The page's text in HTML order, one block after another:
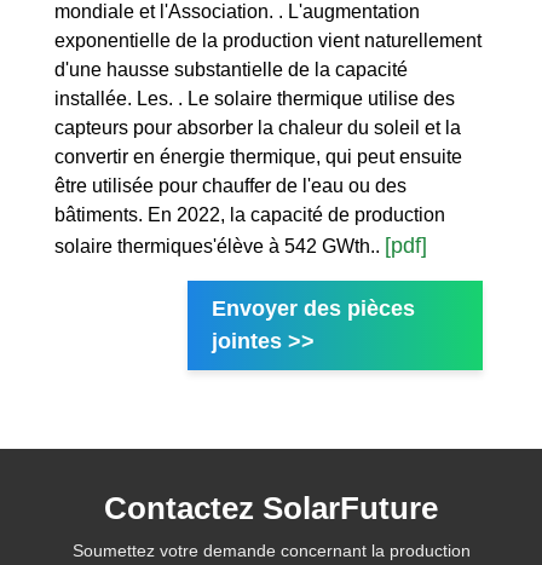
mondiale et l'Association. . L'augmentation
exponentielle de la production vient naturellement
d'une hausse substantielle de la capacité
installée. Les. . Le solaire thermique utilise des
capteurs pour absorber la chaleur du soleil et la
convertir en énergie thermique, qui peut ensuite
être utilisée pour chauffer de l'eau ou des
bâtiments. En 2022, la capacité de production
solaire thermiques'élève à 542 GWth.. [pdf]
Envoyer des pièces
jointes >>
Contactez SolarFuture
Soumettez votre demande concernant la production